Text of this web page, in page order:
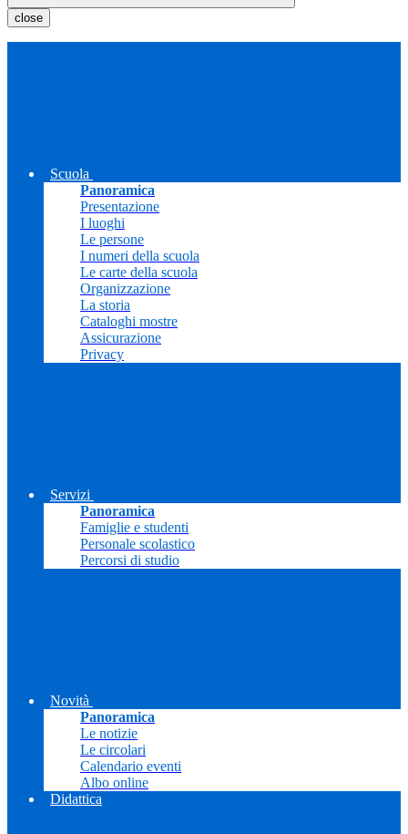
close
Scuola
Panoramica
Presentazione
I luoghi
Le persone
I numeri della scuola
Le carte della scuola
Organizzazione
La storia
Cataloghi mostre
Assicurazione
Privacy
Servizi
Panoramica
Famiglie e studenti
Personale scolastico
Percorsi di studio
Novità
Panoramica
Le notizie
Le circolari
Calendario eventi
Albo online
Didattica